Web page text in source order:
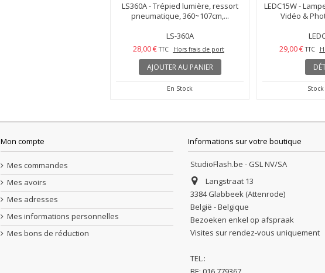
LS360A - Trépied lumière, ressort
pneumatique, 360~107cm,...
LS-360A
28,00 € TTC Hors frais de port
AJOUTER AU PANIER
En Stock
LEDC15W -
Vidéo &
29,00 € TTC
Mon compte
Mes commandes
Mes avoirs
Mes adresses
Mes informations personnelles
Mes bons de réduction
Informations sur votre boutique
StudioFlash.be - GSL NV/SA
Langstraat 13
3384 Glabbeek (Attenrode)
België - Belgique
Bezoeken enkel op afspraak
Visites sur rendez-vous uniquement
TEL.: